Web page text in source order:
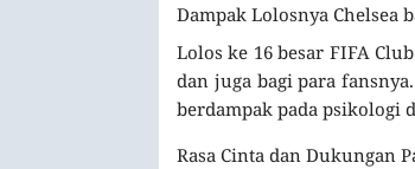
Dampak Lolosnya Chelsea
Lolos ke 16 besar FIFA
dan juga bagi para
berdampak pada psikologi
Rasa Cinta dan Dukungan